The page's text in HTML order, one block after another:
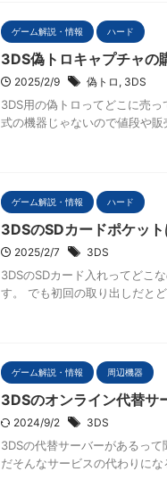
ゲーム解説・情報 ハード
3DS偽トロキャプチャの
2025/2/9 偽トロ , 3DS
3DS用の偽トロってどこに売
式の機器じゃないので値段や
ゲーム解説・情報 ハード
3DSのSDカードポケッ
2025/2/7 3DS
3DSのSDカード入れってどこ
す。 でも初回の取り出しだと
ゲーム解説・情報 周辺機器
3DSのオンライン代替サ
2024/9/2 3DS
3DSの代替サーバーがあるっ
だそんなサービスの代わりに